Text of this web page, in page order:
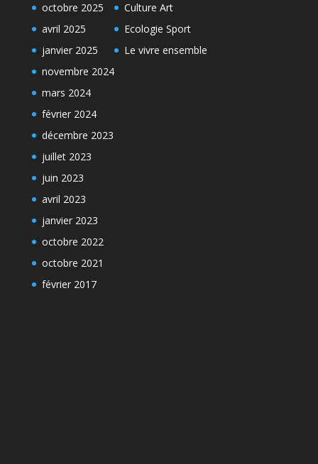
octobre 2025
avril 2025
janvier 2025
novembre 2024
mars 2024
février 2024
décembre 2023
juillet 2023
juin 2023
avril 2023
janvier 2023
octobre 2022
octobre 2021
février 2017
Culture Art
Ecologie Sport
Le vivre ensemble